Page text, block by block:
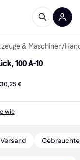
& Maschinen/
100 A-10
30,25 €
wie